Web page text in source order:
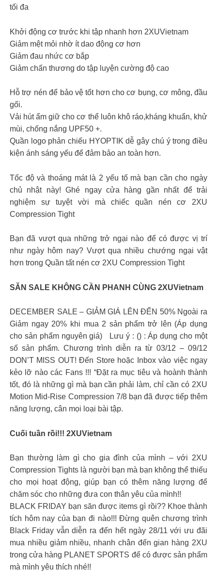
tối đa
Khởi động cơ trước khi tập nhanh hơn 2XUVietnam
Giảm mệt mỏi nhờ ít dao động cơ hơn
Giảm đau nhức cơ bắp
Giảm chấn thương do tập luyện cường độ cao
Hỗ trợ nén để bảo vệ tốt hơn cho cơ bụng, cơ mông, đầu
gối.
Vải hút ẩm giữ cho cơ thể luôn khô ráo,kháng khuẩn, khử
mùi, chống nắng UPF50 +.
Quần logo phản chiếu HYOPTIK dễ gây chú ý trong điều
kiện ánh sáng yếu để đảm bảo an toàn hơn.
Tốc độ và thoáng mát là 2 yếu tố mà bạn cần cho ngày
chủ nhật này! Ghé ngay cửa hàng gần nhất để trải
nghiệm sự tuyệt vời mà chiếc quần nén cơ 2XU
Compression Tight
Bạn đã vượt qua những trở ngại nào để có được vị trí
như ngày hôm nay? Vượt qua nhiều chướng ngại vật
hơn trong Quần tất nén cơ 2XU Compression Tight
SĂN SALE KHÔNG CẦN PHANH CÙNG 2XUVietnam
DECEMBER SALE – GIẢM GIÁ LÊN ĐẾN 50% Ngoài ra
Giảm ngay 20% khi mua 2 sản phẩm trở lên (Áp dụng
cho sản phẩm nguyên giá) Lưu ý : () : Áp dụng cho một
số sản phẩm. Chương trình diễn ra từ 03/12 – 09/12
DON’T MISS OUT! Đến Store hoặc Inbox vào việc ngay
kẻo lỡ nào các Fans !!! “Đặt ra mục tiêu và hoành thành
tốt, đó là những gì mà bạn cần phải làm, chỉ cần có 2XU
Motion Mid-Rise Compression 7/8 bạn đã được tiếp thêm
năng lượng, cân mọi loại bài tập.
Cuối tuần rồi!!! 2XUVietnam
Bạn thường làm gì cho gia đình của mình – với 2XU
Compression Tights là người bạn mà bạn không thể thiếu
cho mọi hoạt động, giúp bạn có thêm năng lượng để
chăm sóc cho những đưa con thân yêu của mình!!
BLACK FRIDAY bạn săn được items gì rồi?? Khoe thành
tích hôm nay của bạn đi nào!!! Đừng quên chương trình
Black Friday vẫn diễn ra đến hết ngày 28/11 với ưu đãi
mua nhiều giảm nhiều, nhanh chân đến gian hàng 2XU
trong cửa hàng PLANET SPORTS để có được sản phẩm
mà mình yêu thích nhé!!